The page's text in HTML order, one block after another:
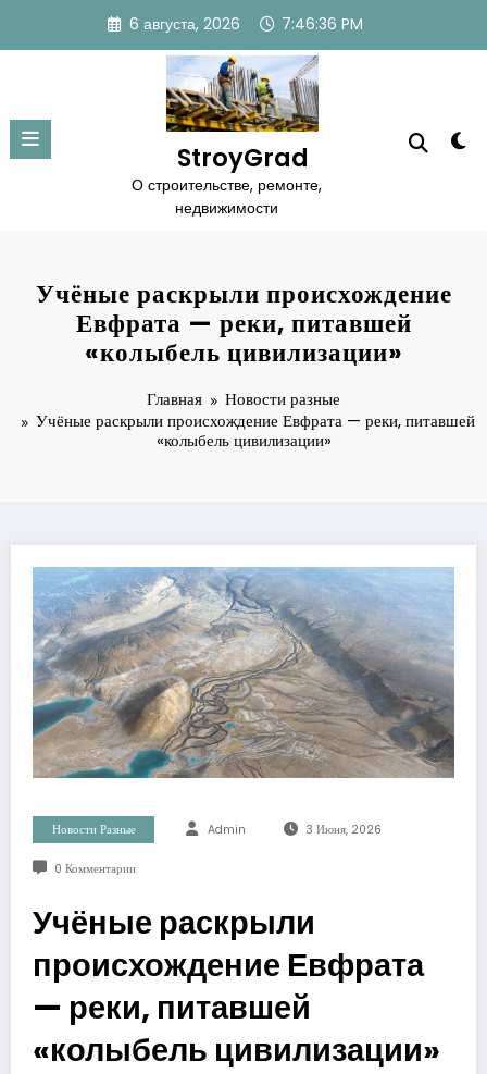
содержимому
6 августа, 2026 7:46:37 PM
StroyGrad
О строительстве, ремонте,
недвижимости
Учёные раскрыли происхождение
Евфрата — реки, питавшей
«колыбель цивилизации»
Главная
Новости разные
Учёные раскрыли происхождение Евфрата — реки, питавшей
«колыбель цивилизации»
Новости Разные Admin 3 Июня, 2026
0 Комментарии
Учёные раскрыли
происхождение Евфрата
— реки, питавшей
«колыбель цивилизации»